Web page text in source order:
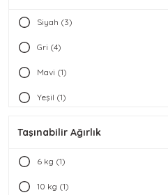
Siyah (3)
Gri (4)
Mavi (1)
Yeşil (1)
Taşınabilir Ağırlık
6 kg (1)
10 kg (1)